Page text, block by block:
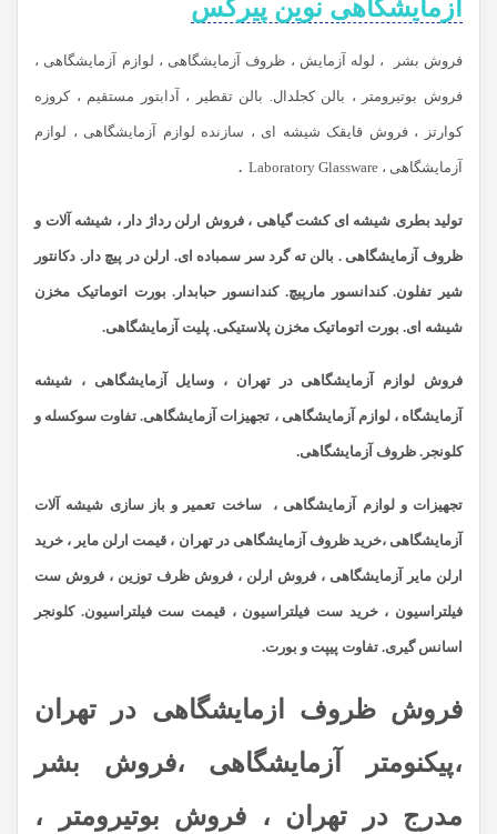
آزمایشگاهی نوین پیرکس
فروش بشر ، لوله آزمایش ، ظروف آزمایشگاهی ، لوازم آزمایشگاهی ،
فروش بوتیرومتر ، بالن کجلدال. بالن تقطیر ، آدابتور مستقیم ، کروزه
کوارتز ، فروش قایقک شیشه ای ، سازنده لوازم آزمایشگاهی ، لوازم
آزمایشگاهی ، Laboratory Glassware .
تولید بطری شیشه ای کشت گیاهی ، فروش ارلن رداژ دار ، شیشه آلات و
ظروف آزمایشگاهی . بالن ته گرد سر سمباده ای. ارلن در پیچ دار. دکانتور
شیر تفلون. کندانسور مارپیچ. کندانسور حبابدار. بورت اتوماتیک مخزن
شیشه ای. بورت اتوماتیک مخزن پلاستیکی. پلیت آزمایشگاهی.
فروش لوازم آزمایشگاهی در تهران ، وسایل آزمایشگاهی ، شیشه
آزمایشگاه ، لوازم آزمایشگاهی ، تجهیزات آزمایشگاهی. تفاوت سوکسله و
کلونجر. ظروف آزمایشگاهی.
تجهیزات و لوازم آزمایشگاهی ، ساخت تعمیر و باز سازی شیشه آلات
آزمایشگاهی ،خرید ظروف آزمایشگاهی در تهران ، قیمت ارلن مایر ، خرید
ارلن مایر آزمایشگاهی ، فروش ارلن ، فروش ظرف توزین ، فروش ست
فیلتراسیون ، خرید ست فیلتراسیون ، قیمت ست فیلتراسیون. کلونجر
اسانس گیری. تفاوت پیپت و بورت.
فروش ظروف ازمایشگاهی در تهران
،پیکنومتر آزمایشگاهی ،فروش بشر
مدرج در تهران ، فروش بوتیرومتر ،